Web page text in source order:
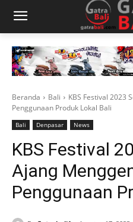
Beranda Bali
KBS Festival 2023
Penggunaan Produk Lokal Bali
Bali Denpasar News
KBS Festival
Ajang
Penggunaan